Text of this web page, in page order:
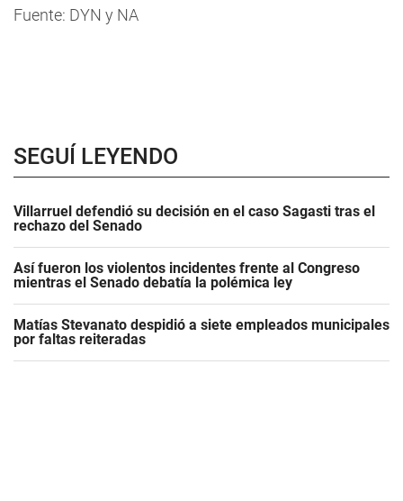
Fuente: DYN y NA
SEGUÍ LEYENDO
Villarruel defendió su decisión en el caso Sagasti tras el
rechazo del Senado
Así fueron los violentos incidentes frente al Congreso
mientras el Senado debatía la polémica ley
Matías Stevanato despidió a siete empleados municipales
por faltas reiteradas